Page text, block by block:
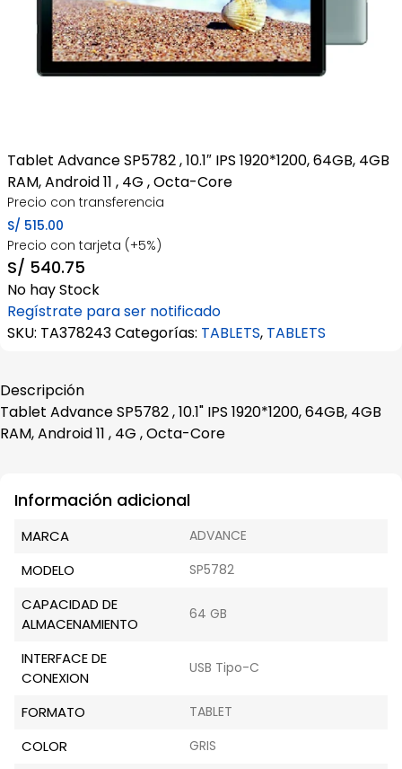
Tablet Advance SP5782 , 10.1″ IPS 1920*1200, 64GB, 4GB
RAM, Android 11 , 4G , Octa-Core
Precio con transferencia
S/ 515.00
Precio con tarjeta (+5%)
S/ 540.75
No hay Stock
Regístrate para ser notificado
SKU: TA378243Categorías: TABLETS, TABLETS
Descripción
Tablet Advance SP5782 , 10.1" IPS 1920*1200, 64GB, 4GB
RAM, Android 11 , 4G , Octa-Core
Información adicional
MARCA ADVANCE
MODELO SP5782
CAPACIDAD DE
ALMACENAMIENTO
64 GB
INTERFACE DE
CONEXION
USB Tipo-C
FORMATO TABLET
COLOR GRIS